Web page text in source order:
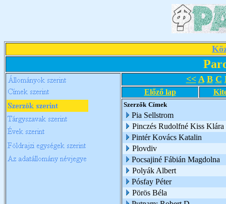
<< A B C
Előző lap
Szerzők Címek
Pia Sellstrom
Pinczés Rudolfné Kiss Klára
Pintér Kovács Katalin
Plovdiv
Pocsajiné Fábián Magdolna
Polyák Albert
Pósfay Péter
Pörös Béla